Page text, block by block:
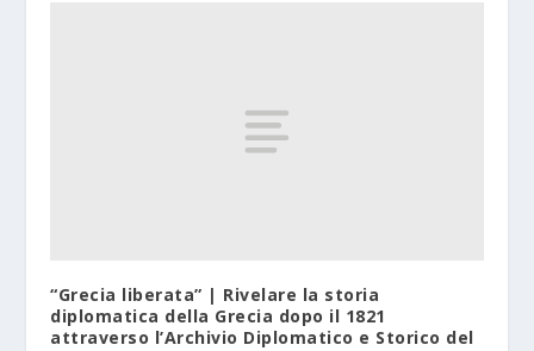
“Grecia liberata” | Rivelare la storia
diplomatica della Grecia dopo il 1821
attraverso l’Archivio Diplomatico e Storico del